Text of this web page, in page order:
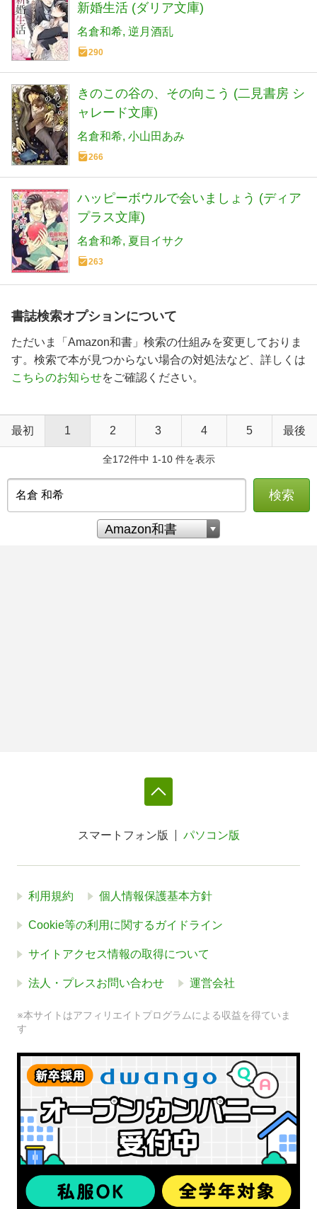
新婚生活 (ダリア文庫)
名倉和希 逆月酒乱
290
きのこの谷の、その向こう (二見書房 シ
ャレード文庫)
名倉和希 小山田あみ
266
ハッピーボウルで会いましょう (ディア
プラス文庫)
名倉和希 夏目イサク
263
書誌検索オプションについて
ただいま「Amazon和書」検索の仕組みを変更しておりま
す。検索で本が見つからない場合の対処法など、詳しくは
こちらのお知らせをご確認ください。
最初 1 2 3 4 5 最後
全172件中 1-10 件を表示
検索
スマートフォン版 パソコン版
利用規約 個人情報保護基本方針
Cookie等の利用に関するガイドライン
サイトアクセス情報の取得について
法人・プレスお問い合わせ 運営会社
※本サイトはアフィリエイトプログラムによる収益を得ていま
す